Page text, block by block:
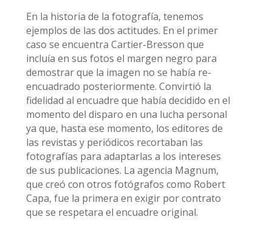
En la historia de la fotografía, tenemos
ejemplos de las dos actitudes. En el primer
caso se encuentra Cartier-Bresson que
incluía en sus fotos el margen negro para
demostrar que la imagen no se había re-
encuadrado posteriormente. Convirtió la
fidelidad al encuadre que había decidido en el
momento del disparo en una lucha personal
ya que, hasta ese momento, los editores de
las revistas y periódicos recortaban las
fotografías para adaptarlas a los intereses
de sus publicaciones. La agencia Magnum,
que creó con otros fotógrafos como Robert
Capa, fue la primera en exigir por contrato
que se respetara el encuadre original.